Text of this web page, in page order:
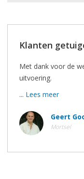
Klanten
Met dank voor de
uitvoering.
... Lees meer
Geert
Mortsel